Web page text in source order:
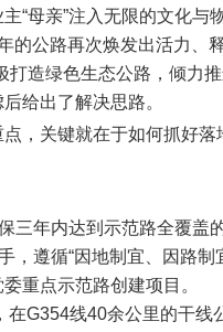
“母亲”注入无限的文化与
的公路再次焕发出活力、
打造绿色生态公路，倾力
给出了解决思路。
，关键就在于如何抓好落
三年内达到示范路全覆盖
，遵循“因地制宜、因路
重点示范路创建项目。
G354线40余公里的干